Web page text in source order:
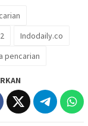
Indodaily.co
pencarian